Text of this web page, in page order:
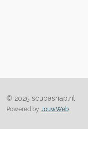
© 2025 scubasnap.nl
Powered by JouwWeb